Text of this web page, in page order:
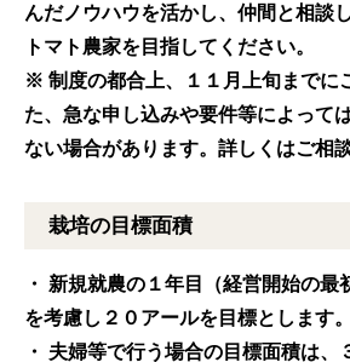
んだノウハウを活かし、仲間と相談
トマト農家を目指してください。
※ 制度の都合上、１１月上旬までに
た、急な申し込みや要件等によって
ない場合があります。詳しくはご相
栽培の目標面積
・ 新規就農の１年目（経営開始の最
を考慮し２０アールを目標とします。
・ 夫婦等で行う場合の目標面積は、